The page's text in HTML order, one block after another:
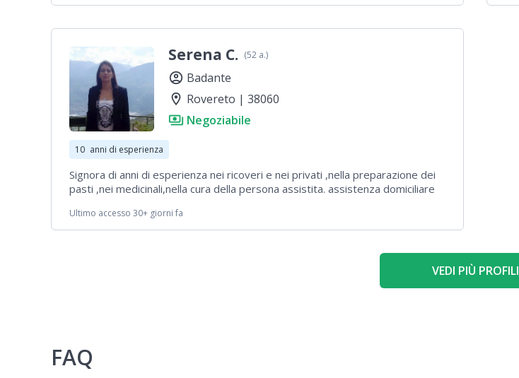
Serena C. (52 a.)
account_circle Badante
location_on Rovereto | 38060
payments Negoziabile
10 anni di esperienza
Signora di anni di esperienza nei ricoveri e nei privati ,nella preparazione dei
pasti ,nei medicinali,nella cura della persona assistita. assistenza domiciliare
Rovereto,Mori,Pomarolo,e dintorni io abito a Isera
Ultimo accesso 30+ giorni fa
VEDI PIÙ PROFILI
FAQ